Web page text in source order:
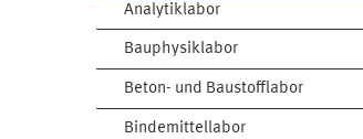
Analytiklabor
Bauphysiklabor
Beton- und Baustofflabor
Bindemittellabor